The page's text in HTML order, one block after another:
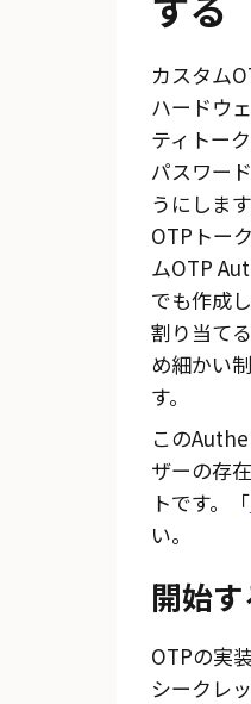
カスタム
ハードウ
ティトー
パスワー
うにしま
OTPトー
ムOTP
でも作成
割り当て
め細かい
す。
この
ザーの存
トです。「
い。
開始
OTPの実
シークレ